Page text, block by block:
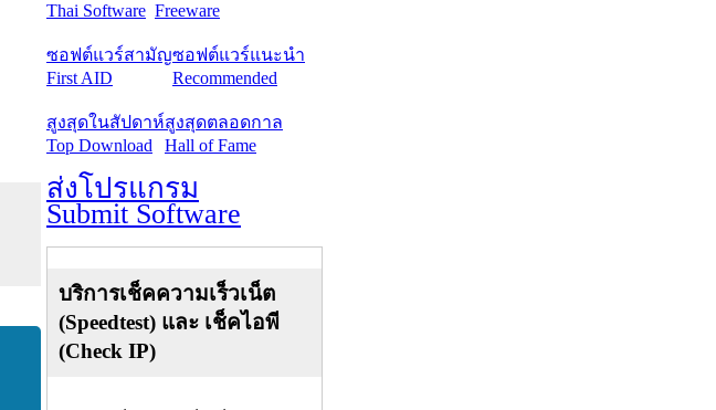
Thai Software Freeware
ซอฟต์แวร์สามัญ
First AID
ซอฟต์แวร์แนะนำ
Recommended
สูงสุดในสัปดาห์
Top Download
สูงสุดตลอดกาล
Hall of Fame
ส่งโปรแกรม
Submit Software
บริการเช็คความเร็วเน็ต
(Speedtest) และ เช็คไอพี
(Check IP)